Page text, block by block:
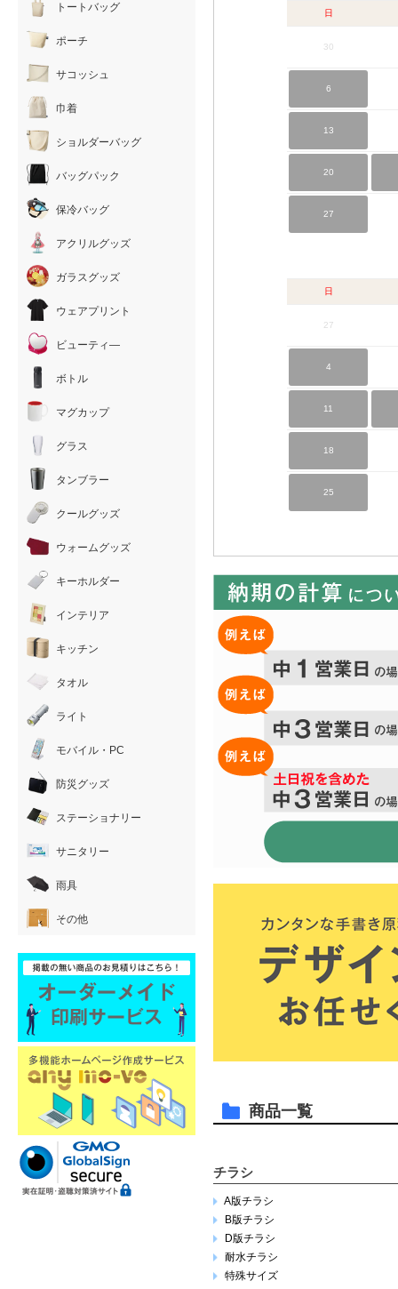
日
30
6
13
20
27
日
27
4
11
18
25
商品一覧
チラシ
A版チラシ
B版チラシ
D版チラシ
耐水チラシ
特殊サイズ
トートバッグ
ポーチ
サコッシュ
巾着
ショルダーバッグ
バッグパック
保冷バッグ
アクリルグッズ
ガラスグッズ
ウェアプリント
ビューティ―
ボトル
マグカップ
グラス
タンブラー
クールグッズ
ウォームグッズ
キーホルダー
インテリア
キッチン
タオル
ライト
モバイル・PC
防災グッズ
ステーショナリー
サニタリー
雨具
その他